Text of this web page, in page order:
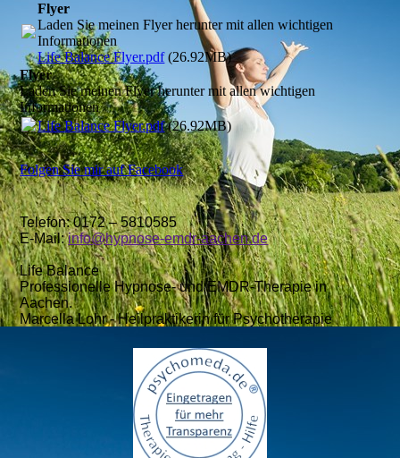
Flyer
Laden Sie meinen Flyer herunter mit allen wichtigen
Informationen
Life Balance Flyer.pdf(26.92MB)
Flyer
Laden Sie meinen Flyer herunter mit allen wichtigen
Informationen
Life Balance Flyer.pdf(26.92MB)
Folgen Sie mir auf Facebook
Telefon: 0172 – 5810585
E-Mail:info@hypnose-emdr-aachen.de
Life Balance
Professionelle Hypnose- und EMDR-Therapie in
Aachen.
Marcella Lohr - Heilpraktikerin für Psychotherapie